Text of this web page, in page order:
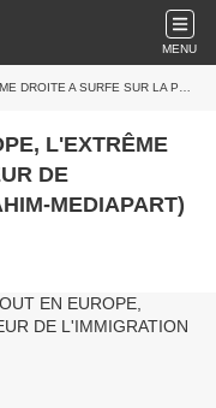
MENU
DE L'IMMIGRATION (NEJMA BRAHIM-MEDIAPART)
L'EXTRÊME
DE
MEDIAPART)